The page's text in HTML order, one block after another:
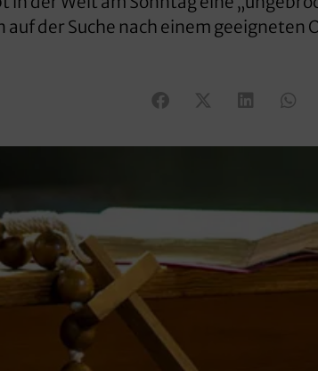
der Suche nach einem geeigneten